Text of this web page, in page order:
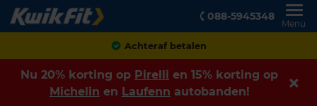
088-5945348
Menu
Achteraf betalen
Nu 20% korting op Pirelli en 15% korting op
Michelin en Laufenn autobanden!